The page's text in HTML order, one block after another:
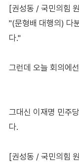
[권성동 / 국민의힘
"(문형배 대행의) 다
다."
그런데 오늘 회의에
그대신 이재명 민주
다.
[권성동 / 국민의힘